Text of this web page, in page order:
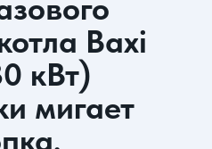
Baxi
кВт)
мигает